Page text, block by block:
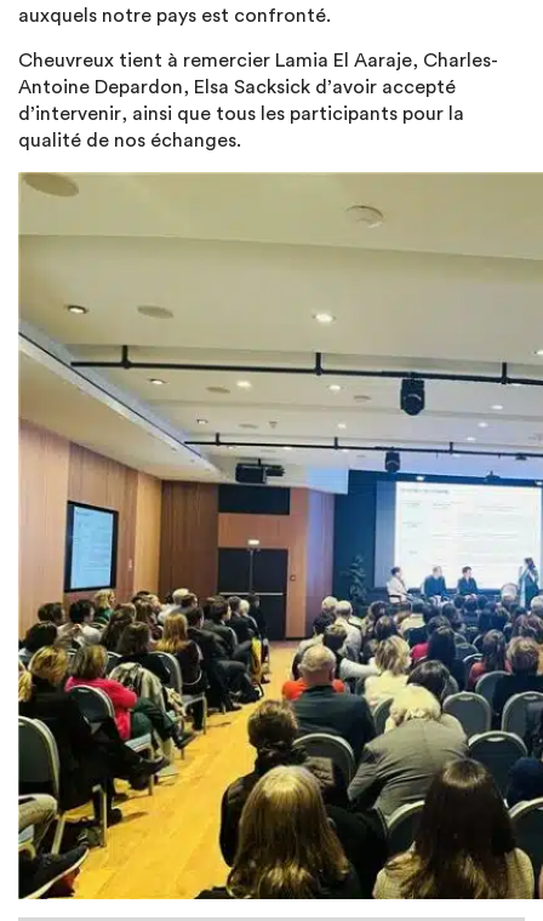
auxquels notre pays est confronté.
Cheuvreux tient à remercier Lamia El Aaraje, Charles-
Antoine Depardon, Elsa Sacksick d’avoir accepté
d’intervenir, ainsi que tous les participants pour la
qualité de nos échanges.